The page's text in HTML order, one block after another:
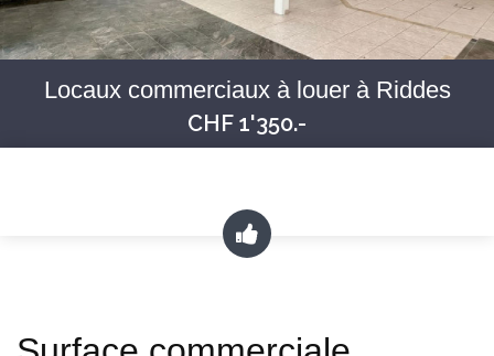
Locaux commerciaux à louer à Riddes
CHF 1'350.-